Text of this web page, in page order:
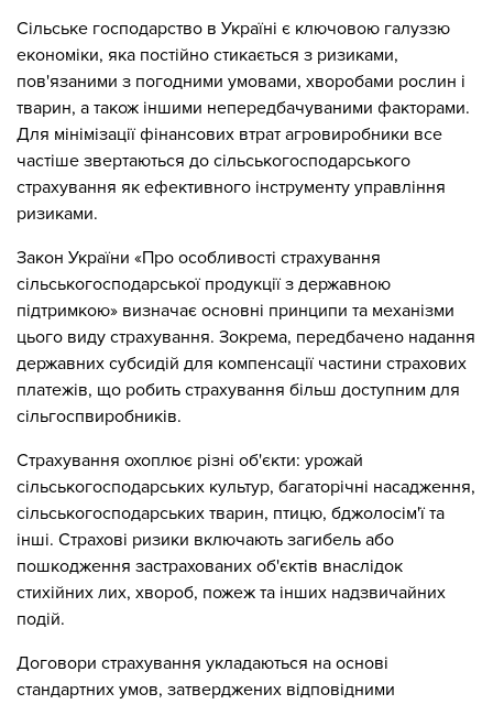
Сільське господарство в Україні є ключовою галуззю
економіки, яка постійно стикається з ризиками,
пов'язаними з погодними умовами, хворобами рослин і
тварин, а також іншими непередбачуваними факторами.
Для мінімізації фінансових втрат агровиробники все
частіше звертаються до сільськогосподарського
страхування як ефективного інструменту управління
ризиками.
Закон України «Про особливості страхування
сільськогосподарської продукції з державною
підтримкою» визначає основні принципи та механізми
цього виду страхування. Зокрема, передбачено надання
державних субсидій для компенсації частини страхових
платежів, що робить страхування більш доступним для
сільгоспвиробників.
Страхування охоплює різні об'єкти: урожай
сільськогосподарських культур, багаторічні насадження,
сільськогосподарських тварин, птицю, бджолосім'ї та
інші. Страхові ризики включають загибель або
пошкодження застрахованих об'єктів внаслідок
стихійних лих, хвороб, пожеж та інших надзвичайних
подій.
Договори страхування укладаються на основі
стандартних умов, затверджених відповідними